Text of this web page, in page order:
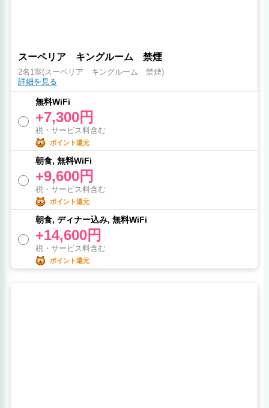
スーペリア キングルーム 禁煙
2名1室(スーペリア キングルーム 禁煙)
詳細を見る
無料WiFi
+7,300円
税・サービス料含む
ポイント還元
朝食, 無料WiFi
+9,600円
税・サービス料含む
ポイント還元
朝食, ディナー込み, 無料WiFi
+14,600円
税・サービス料含む
ポイント還元